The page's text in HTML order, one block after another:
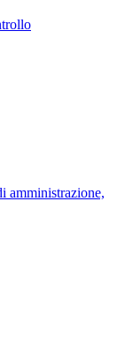
amministrazione,